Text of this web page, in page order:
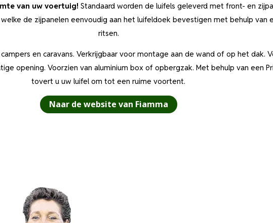
van uw voertuig! Standaard worden de luifels geleverd met front- en
de zijpanelen eenvoudig aan het luifeldoek bevestigen met behulp van
ritsen.
en caravans. Verkrijgbaar voor montage aan de wand of op het dak.
opening. Voorzien van aluminium box of opbergzak. Met behulp van een
tovert u uw luifel om tot een ruime voortent.
Naar de website van Fiamma